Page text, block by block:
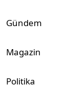
Gündem
Magazin
Politika